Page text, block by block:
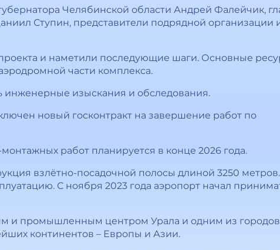
Челябинской области Андрей Фалейчик,
Ступин, представители подрядной организации
и наметили последующие шаги. Основные
части комплекса.
изыскания и обследования.
новый госконтракт на завершение работ по
работ планируется в конце 2026 года.
взлётно-посадочной полосы длиной 3250 метров.
С ноября 2023 года аэропорт начал
и промышленным центром Урала и одним из
континентов – Европы и Азии.